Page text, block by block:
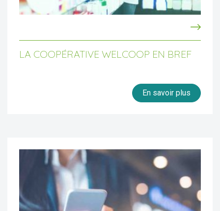
LA COOPÉRATIVE WELCOOP EN BREF
En savoir plus